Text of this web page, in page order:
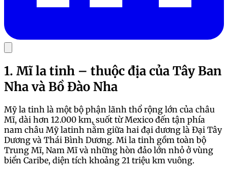
1. Mĩ la tinh – thuộc địa của Tây Ban
Nha và Bồ Đào Nha
Mỹ la tinh là một bộ phận lãnh thổ rộng lớn của châu
Mĩ, dài hơn 12.000 km, suốt từ Mexico đến tận phía
nam châu Mỹ latinh nằm giữa hai đại dương là Đại Tây
Dương và Thái Bình Dương. Mi la tinh gồm toàn bộ
Trung Mĩ, Nam Mĩ và những hòn đảo lớn nhỏ ở vùng
biển Caribe, diện tích khoảng 21 triệu km vuông.